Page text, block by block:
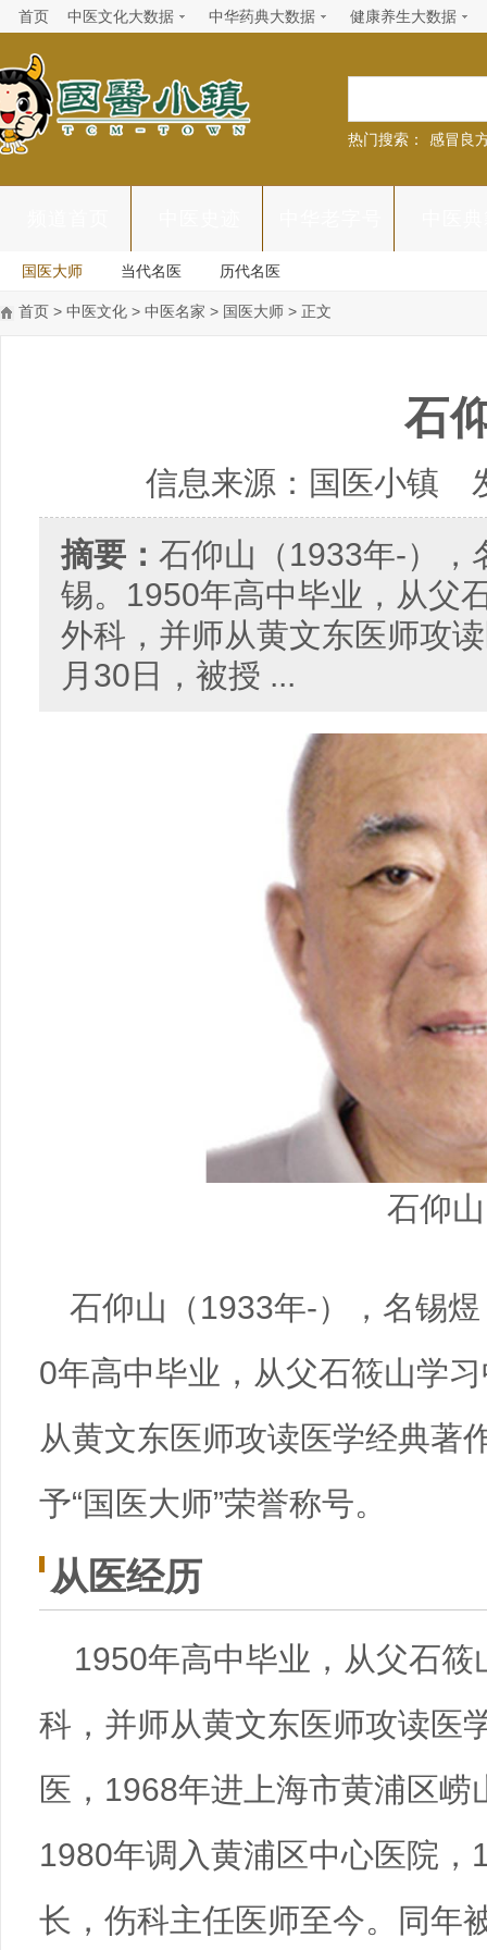
首页 中医文化大数据 中华药典大数据 健康养生大数据
热门搜索： 感冒良
国医大师 当代名医 历代名医
首页 > 中医文化 > 中医名家 > 国医大师 > 正文
石
信息来源：国医小镇
摘要： 石仰山（1933年-），
锡。1950年高中毕业，从父
外科，并师从黄文东医师攻
月30日，被授 ...
石仰
石仰山（1933年-），名锡
0年高中毕业，从父石筱山学
从黄文东医师攻读医学经典著
予“国医大师”荣誉称号。
从医经历
1950年高中毕业，从父石
科，并师从黄文东医师攻读医
医，1968年进上海市黄浦区
1980年调入黄浦区中心医院
长，伤科主任医师至今。同年